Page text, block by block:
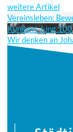
weitere Artikel
Vereinsleben:
Kunibert Jung
Wir denken an